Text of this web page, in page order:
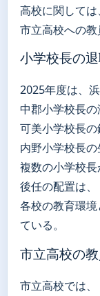
高校に関しては、
市立高校への教
小学校長の
2025年度は、
中郡小学校長の
可美小学校長の
内野小学校長の
複数の小学校長
後任の配置は、
各校の教育環
ている。
市立高校の
市立高校では、